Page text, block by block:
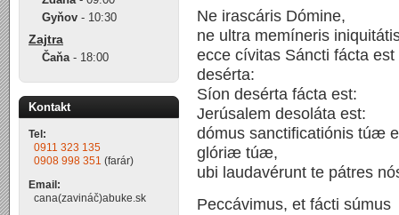
Ne irascáris Dómine,
ne ultra memíneris
ecce cívitas Sáncti fácta est
desérta:
Síon desérta fácta est:
Jerúsalem desoláta est:
dómus sanctificatiónis túæ
glóriæ túæ,
ubi laudavérunt te pátres
Peccávimus, et fácti súmus
Gyňov - 10:30
Zajtra
Čaňa- 18:00
Kontakt
Tel:
0911 323 135
0908 998 351 (farár)
Email:
cana(zavináč)abuke.sk